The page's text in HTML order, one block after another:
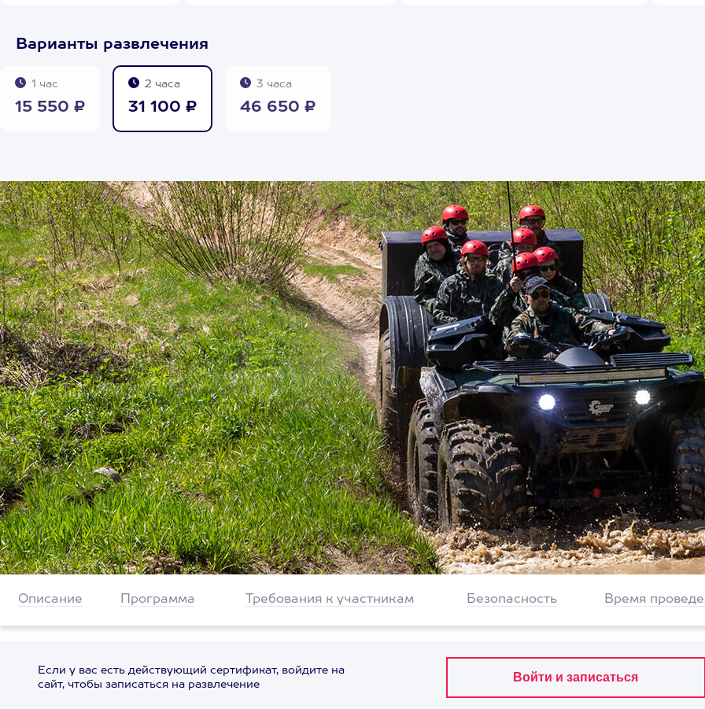
Варианты развлечения
1 час
15 550 ₽
2 часа
31 100 ₽
3 часа
46 650 ₽
Описание Программа Требования к участникам Безопасность Время
Если у вас есть действующий сертификат, войдите на
сайт, чтобы записаться на развлечение